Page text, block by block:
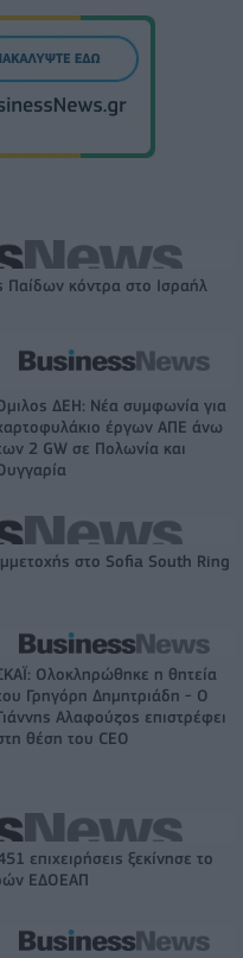
Παίδων κόντρα στο Ισραήλ
ΔΕΗ: Νέα συμφωνία για
έργων ΑΠΕ άνω
2 GW σε Πολωνία και
στο Sofia South Ring
Ολοκληρώθηκε η θητεία
Γρηγόρη Δημητριάδη - Ο
Αλαφούζος επιστρέφει
θέση του CEO
επιχειρήσεις ξεκίνησε το
ΕΔΟΕΑΠ